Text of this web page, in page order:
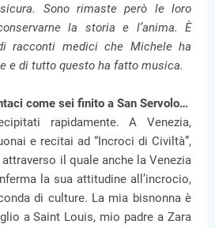
Sono rimaste però le loro
la storia e l’anima. È
racconti medici che Michele ha
e di tutto questo ha fatto musica.
come sei finito a San Servolo…
rapidamente. A Venezia,
e recitai ad “Incroci di Civiltà”,
il quale anche la Venezia
la sua attitudine all’incrocio,
di culture. La mia bisnonna è
a Saint Louis, mio padre a Zara